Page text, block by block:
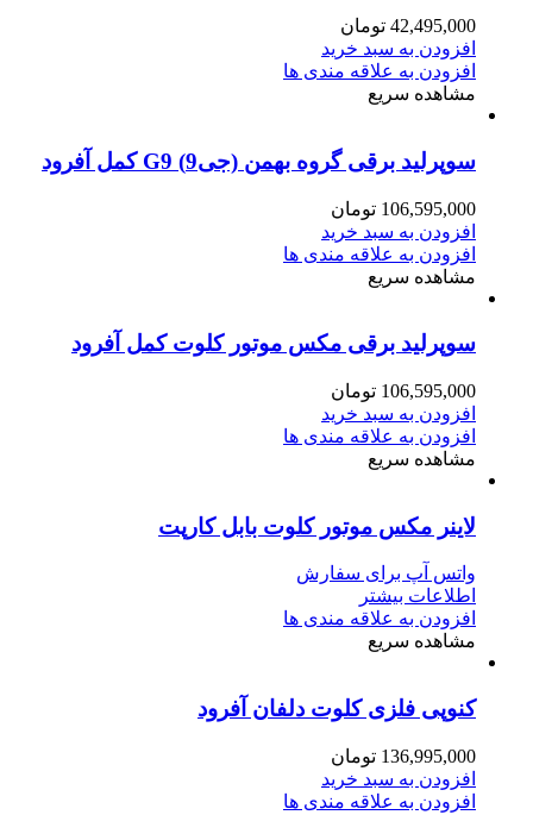
42,495,000 تومان
افزودن به سبد خرید
افزودن به علاقه مندی ها
مشاهده سریع
سوپرلید برقی گروه بهمن (جی9) G9 کمل آفرود
106,595,000 تومان
افزودن به سبد خرید
افزودن به علاقه مندی ها
مشاهده سریع
سوپرلید برقی مکس موتور کلوت کمل آفرود
106,595,000 تومان
افزودن به سبد خرید
افزودن به علاقه مندی ها
مشاهده سریع
لاینر مکس موتور کلوت بابل کارپت
واتس آپ برای سفارش
اطلاعات بیشتر
افزودن به علاقه مندی ها
مشاهده سریع
کنوپی فلزی کلوت دلفان آفرود
136,995,000 تومان
افزودن به سبد خرید
افزودن به علاقه مندی ها